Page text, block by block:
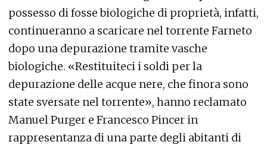
possesso di fosse biologiche di proprietà, infatti,
continueranno a scaricare nel torrente Farneto
dopo una depurazione tramite vasche
biologiche. «Restituiteci i soldi per la
depurazione delle acque nere, che finora sono
state sversate nel torrente», hanno reclamato
Manuel Purger e Francesco Pincer in
rappresentanza di una parte degli abitanti di